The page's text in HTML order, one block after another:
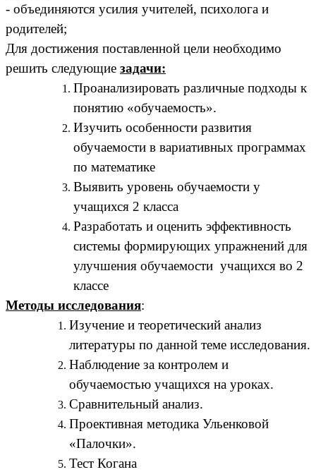
- объединяются усилия учителей, психолога и
родителей;
Для достижения поставленной цели необходимо
решить следующие задачи:
Проанализировать различные подходы к
понятию «обучаемость».
Изучить особенности развития
обучаемости в вариативных программах
по математике
Выявить уровень обучаемости у
учащихся 2 класса
Разработать и оценить эффективность
системы формирующих упражнений для
улучшения обучаемости учащихся во 2
классе
Методы исследования:
Изучение и теоретический анализ
литературы по данной теме исследования.
Наблюдение за контролем и
обучаемостью учащихся на уроках.
Сравнительный анализ.
Проективная методика Ульенковой
«Палочки».
Тест Когана